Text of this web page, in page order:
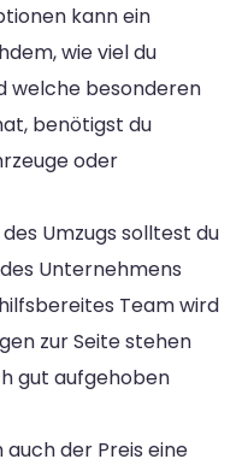
kann ein
wie viel du
welche besonderen
benötigst du
oder
Umzugs solltest du
Unternehmens
Team wird
zur Seite stehen
gut aufgehoben
der Preis eine